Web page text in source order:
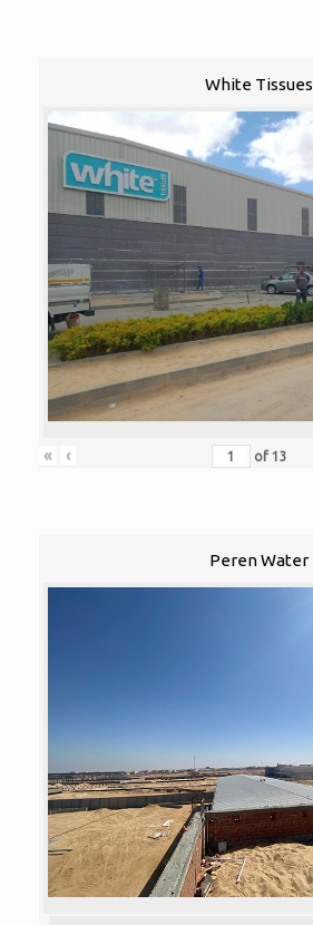
White Tissues
« ‹ of 13
Peren Water